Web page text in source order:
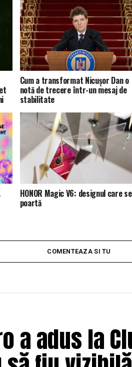
Cum a transformat Nicușor Dan o
notă de trecere într-un mesaj de
stabilitate
HONOR Magic V6: designul care se
poartă
COMENTEAZA SI TU
a adus la